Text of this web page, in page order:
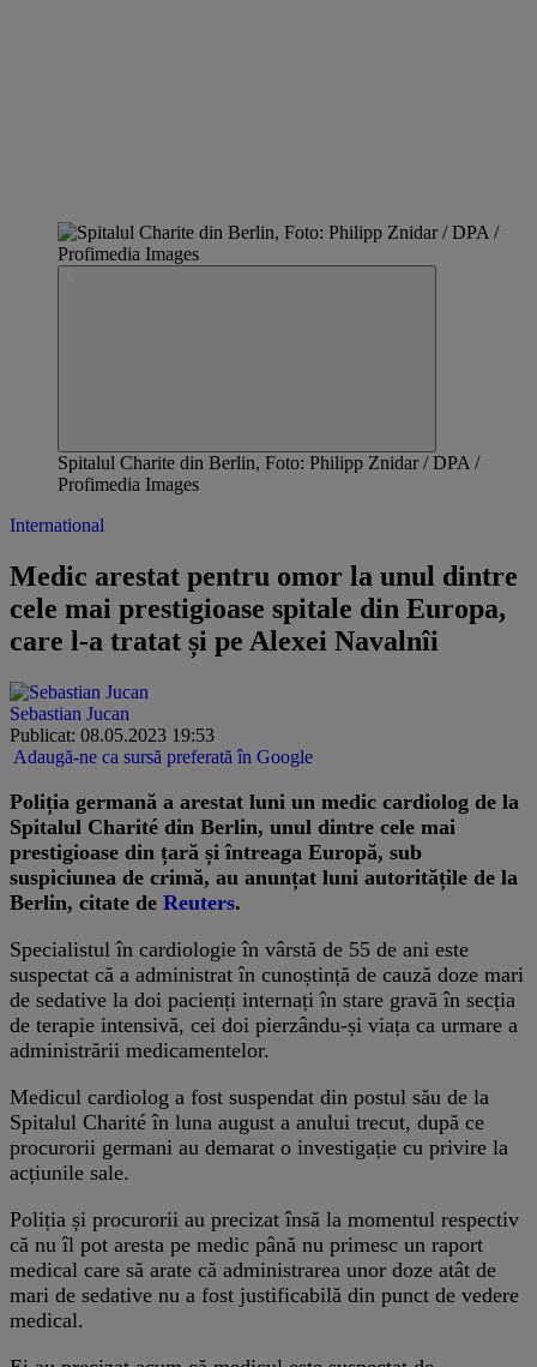
Spitalul Charite din Berlin, Foto: Philipp Znidar / DPA /
Profimedia Images
International
Medic arestat pentru omor la unul dintre
cele mai prestigioase spitale din Europa,
care l-a tratat și pe Alexei Navalnîi
Sebastian Jucan
Publicat: 08.05.2023 19:53
Adaugă-ne ca sursă preferată în Google
Poliția germană a arestat luni un medic cardiolog de la
Spitalul Charité din Berlin, unul dintre cele mai
prestigioase din țară și întreaga Europă, sub
suspiciunea de crimă, au anunțat luni autoritățile de la
Berlin, citate de Reuters.
Specialistul în cardiologie în vârstă de 55 de ani este
suspectat că a administrat în cunoștință de cauză doze mari
de sedative la doi pacienți internați în stare gravă în secția
de terapie intensivă, cei doi pierzându-și viața ca urmare a
administrării medicamentelor.
Medicul cardiolog a fost suspendat din postul său de la
Spitalul Charité în luna august a anului trecut, după ce
procurorii germani au demarat o investigație cu privire la
acțiunile sale.
Poliția și procurorii au precizat însă la momentul respectiv
că nu îl pot aresta pe medic până nu primesc un raport
medical care să arate că administrarea unor doze atât de
mari de sedative nu a fost justificabilă din punct de vedere
medical.